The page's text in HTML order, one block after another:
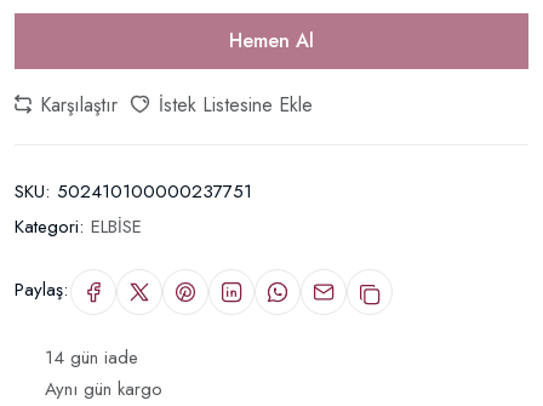
Hemen Al
Karşılaştır İstek Listesine Ekle
SKU: 502410100000237751
Kategori: ELBİSE
Paylaş:
14 gün iade
Aynı gün kargo